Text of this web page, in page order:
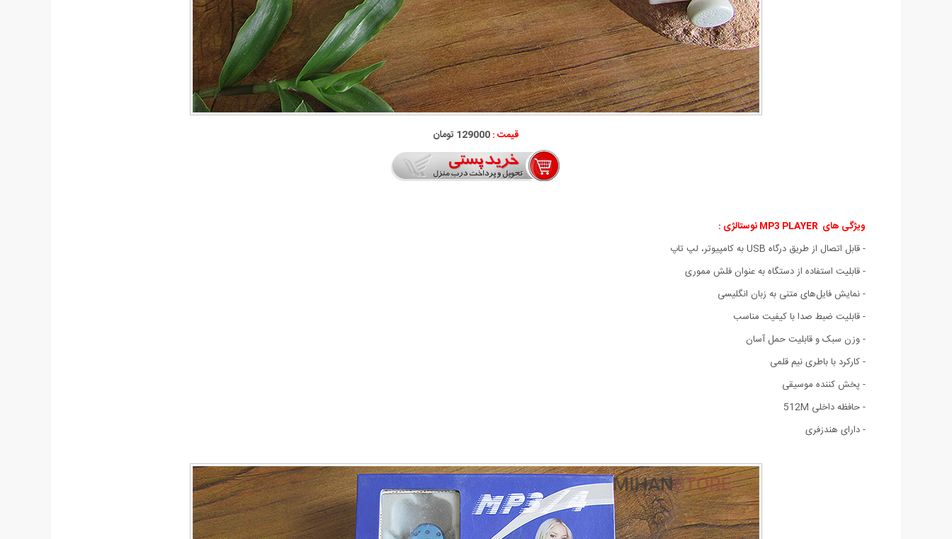
قیمت :129000 تومان
ویژگی های MP3 PLAYER نوستالژی :
- قابل اتصال از طریق درگاه USB به کامپیوتر، لپ تاپ
- قابلیت استفاده از دستگاه به عنوان فلش مموری
- نمایش فایل‌های متنی به زبان انگلیسی
- قابلیت ضبط صدا با کیفیت مناسب
- وزن سبک و قابلیت حمل آسان
- کارکرد با باطری نیم قلمی
- پخش کننده موسیقی
- حافظه داخلی 512M
- دارای هندزفری